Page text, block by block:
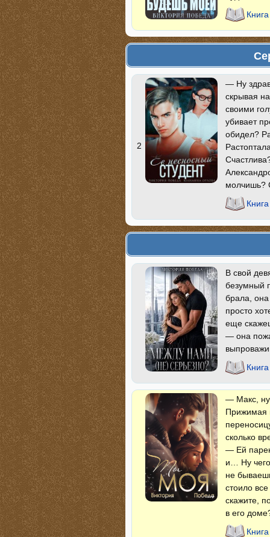
2
— Ну
скрывая
своими
убивает
обидел?
молчишь?
В свой
безумный
брала,
просто
еще
— она
— Макс, ну
Прижимая
сколько
— Ей
и… Ну
не
стоило
скажите,
в его